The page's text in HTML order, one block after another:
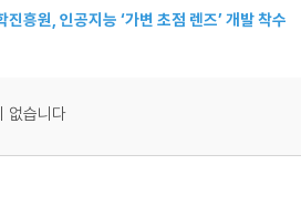
진흥원, 인공지능 ‘가변 초점 렌즈’ 개발 착수
없습니다